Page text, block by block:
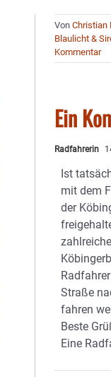
VonChristian
Blaulicht &
Kommentar
Ein
Radfahrerin
Ist
mit dem
der
Straße
fahren
Beste
Eine